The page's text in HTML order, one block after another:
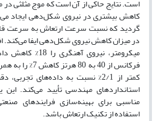
است. نتایج حاکی از آن است که موج مثلثی
کاهش بیشتری در نیروی شکل‌دهی ایجاد
گردید که نسبت سرعت ارتعاش به سرعت
میکرومتر، نیروی
فرکانس از 40 به
کمتر از 2/1% نسبت به داده‌های
استانداردهای مهندسی تأیید می‌کند. این
مناسبی برای بهینه‌سازی فرایندهای
استفاده از تکنیک ارتعاش باشد.